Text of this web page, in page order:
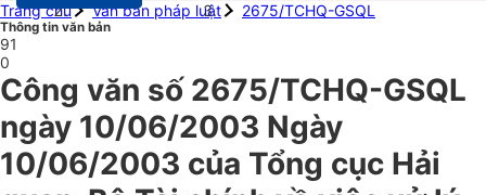
Trang chủ
Văn bản pháp luật 2675/TCHQ-GSQL
Thông tin văn bản
91
0
Công văn số 2675/TCHQ-GSQL
ngày 10/06/2003 Ngày
10/06/2003 của Tổng cục Hải